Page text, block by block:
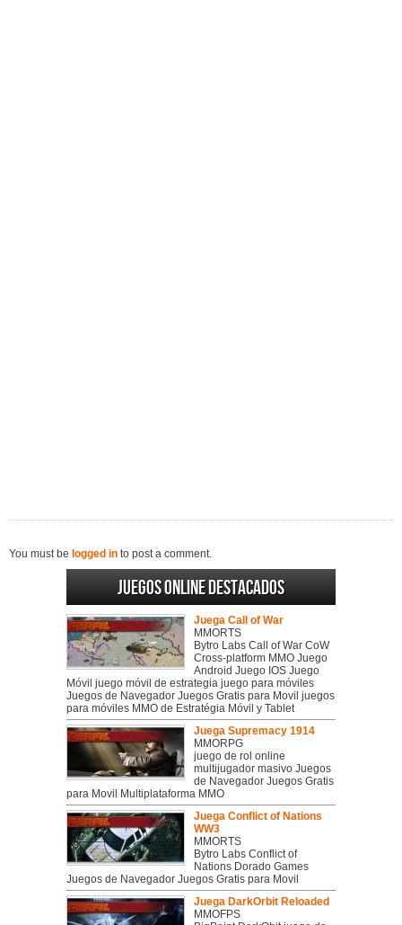
You must be logged in to post a comment.
Juegos online destacados
Juega Call of War
MMORTS
Bytro Labs Call of War CoW
Cross-platform MMO Juego
Android Juego IOS Juego
Móvil juego móvil de estrategia juego para móviles
Juegos de Navegador Juegos Gratis para Movil juegos
para móviles MMO de Estratégia Móvil y Tablet
Juega Supremacy 1914
MMORPG
juego de rol online
multijugador masivo Juegos
de Navegador Juegos Gratis
para Movil Multiplataforma MMO
Juega Conflict of Nations
WW3
MMORTS
Bytro Labs Conflict of
Nations Dorado Games
Juegos de Navegador Juegos Gratis para Movil
Juega DarkOrbit Reloaded
MMOFPS